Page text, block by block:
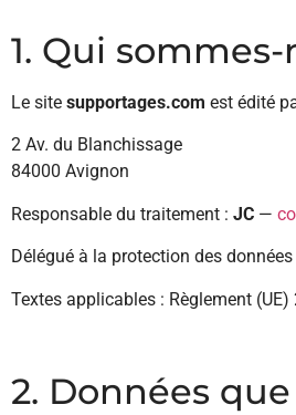
1. Qui sommes-
Le site supportages.com est édité
2 Av. du Blanchissage
84000 Avignon
Responsable du traitement : JC —
Délégué à la protection des
Textes applicables : Règlement
2. Données